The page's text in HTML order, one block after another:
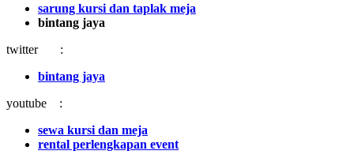
sarung kursi dan taplak meja
bintang jaya
twitter :
bintang jaya
youtube :
sewa kursi dan meja
rental perlengkapan event